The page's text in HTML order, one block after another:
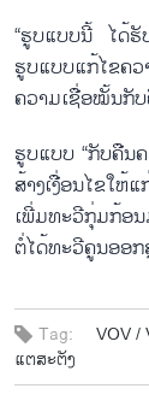
“ຮູບແບບນີ້ ໄດ້ຮັ
ຮູບແບບແກ້ໄຂຄ
ຄວາມເຊື່ອໝັ້ນກັບ
ຮູບແບບ “ກັບຄືນ
ສ້າງເງື່ອນໄຂໃຫ້
ເພີ່ມທະວີກຸ່ມກ້ອ
ຕໍ່ໄດ້ທະວີຄູນອອ
Tag: VOV /
ແຕສະຕັງ